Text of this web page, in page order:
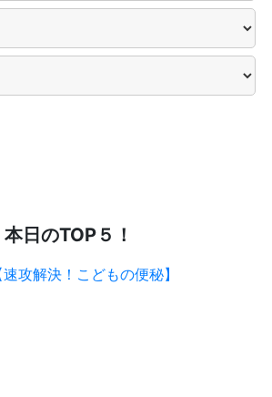
本日のTOP５！
速攻解決！こどもの便秘】